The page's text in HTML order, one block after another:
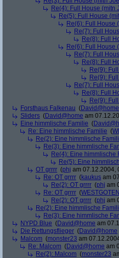
Re(4): Full House (mitn
Re(5): Full House
Re(6): Full House
Re(7): Full
Re(8): Full
Re(6): Full House
Re(7): Full
Re(8): Full
Re(9):
Re(9):
Re(7): Full
Re(8): Full
Re(9):
Forsthaus Falkenau (David@home
Sliders (David@home am
Eine himmlische Familie (
Re: Eine himmlische Familie (
Re(2): Eine himmlische
Re(3): Eine himmlische
Re(4): Eine himmlische
Re(5): Eine
OT grrrr (phj am 07.12.2004,
Re: OT grrrr (kaukus am
Re(2): OT grrrr (phj am
Re: OT grrrr (
Re(2): OT grrrr (phj am
Re(2): Eine himmlische
Re(3): Eine himmlische
NYPD Blue (David@home am
Die Rettungsflieger (David@home
Malcom (monster23 am
Re: Malcom (David@home am
Re(2): Malcom (monster23